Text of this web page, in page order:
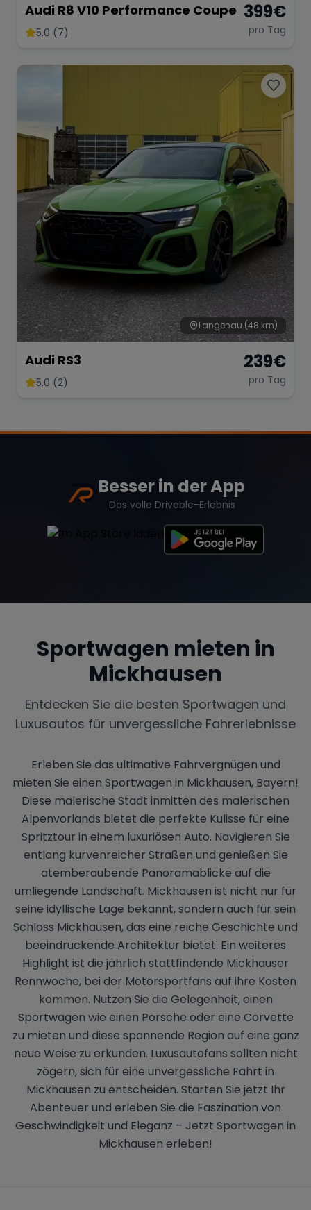
Audi R8 V10 Performance Coupe
5.0 (7)
399€
pro Tag
Langenau (48 km)
Audi RS3
5.0 (2)
239€
pro Tag
Besser in der App
Das volle Drivable-Erlebnis
Sportwagen mieten in
Mickhausen
Entdecken Sie die besten Sportwagen und
Luxusautos für unvergessliche Fahrerlebnisse
Erleben Sie das ultimative Fahrvergnügen und
mieten Sie einen Sportwagen in Mickhausen, Bayern!
Diese malerische Stadt inmitten des malerischen
Alpenvorlands bietet die perfekte Kulisse für eine
Spritztour in einem luxuriösen Auto. Navigieren Sie
entlang kurvenreicher Straßen und genießen Sie
atemberaubende Panoramablicke auf die
umliegende Landschaft. Mickhausen ist nicht nur für
seine idyllische Lage bekannt, sondern auch für sein
Schloss Mickhausen, das eine reiche Geschichte und
beeindruckende Architektur bietet. Ein weiteres
Highlight ist die jährlich stattfindende Mickhauser
Rennwoche, bei der Motorsportfans auf ihre Kosten
kommen. Nutzen Sie die Gelegenheit, einen
Sportwagen wie einen Porsche oder eine Corvette
zu mieten und diese spannende Region auf eine ganz
neue Weise zu erkunden. Luxusautofans sollten nicht
zögern, sich für eine unvergessliche Fahrt in
Mickhausen zu entscheiden. Starten Sie jetzt Ihr
Abenteuer und erleben Sie die Faszination von
Geschwindigkeit und Eleganz – Jetzt Sportwagen in
Mickhausen erleben!